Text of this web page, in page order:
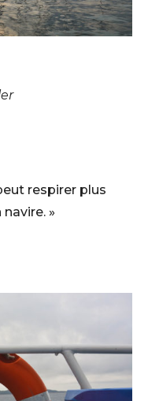
respirer plus
»